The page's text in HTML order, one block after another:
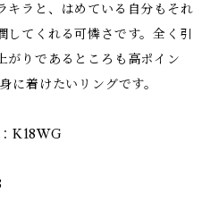
キラと、はめている自分もそれ
してくれる可憐さです。全く引
がりであるところも高ポイン
に着けたいリングです。
K18WG